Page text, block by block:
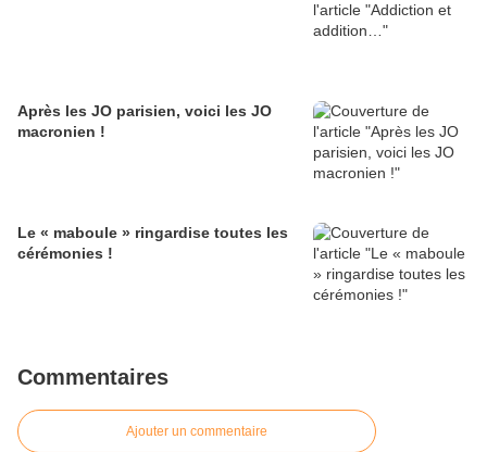
Après les JO parisien, voici les JO
macronien !
Le « maboule » ringardise toutes les
cérémonies !
Commentaires
Ajouter un commentaire